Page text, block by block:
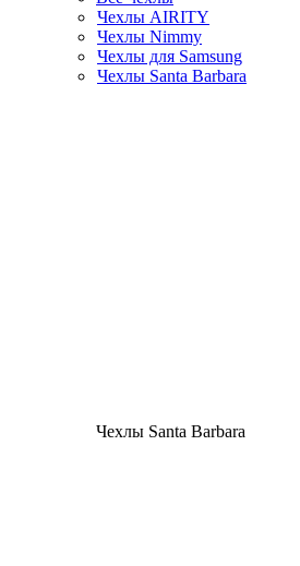
Чехлы AIRITY
Чехлы Nimmy
Чехлы для Samsung
Чехлы Santa Barbara
Чехлы Santa Barbara